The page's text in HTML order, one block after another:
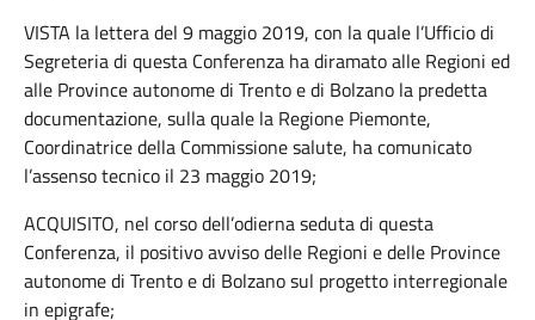
VISTA la lettera del 9 maggio 2019, con la quale l’Ufficio di
Segreteria di questa Conferenza ha diramato alle Regioni ed
alle Province autonome di Trento e di Bolzano la predetta
documentazione, sulla quale la Regione Piemonte,
Coordinatrice della Commissione salute, ha comunicato
l’assenso tecnico il 23 maggio 2019;
ACQUISITO, nel corso dell’odierna seduta di questa
Conferenza, il positivo avviso delle Regioni e delle Province
autonome di Trento e di Bolzano sul progetto interregionale
in epigrafe;